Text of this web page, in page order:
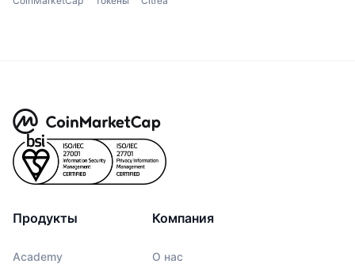
Продукты
Academy
Компания
О нас